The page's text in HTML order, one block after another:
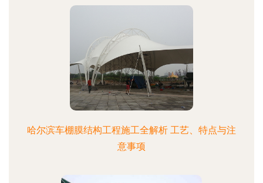
哈尔滨车棚膜结构工程施工全解析 工艺、特点与注
意事项